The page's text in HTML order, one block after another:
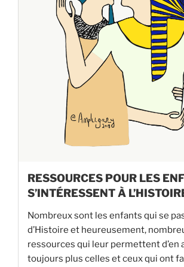
RESSOURCES POUR LES
S’INTÉRESSENT À
Nombreux sont les enfants qui se
d’Histoire et heureusement,
ressources qui leur permettent d’en
toujours plus celles et ceux qui ont